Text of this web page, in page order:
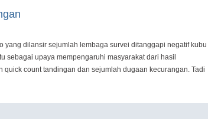
yang dilansir sejumlah lembaga survei ditanggapi negatif kubu
sebagai upaya mempengaruhi masyarakat dari hasil
quick count tandingan dan sejumlah dugaan kecurangan. Tadi